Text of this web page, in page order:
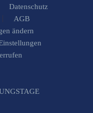
Datenschutz
AGB
ändern